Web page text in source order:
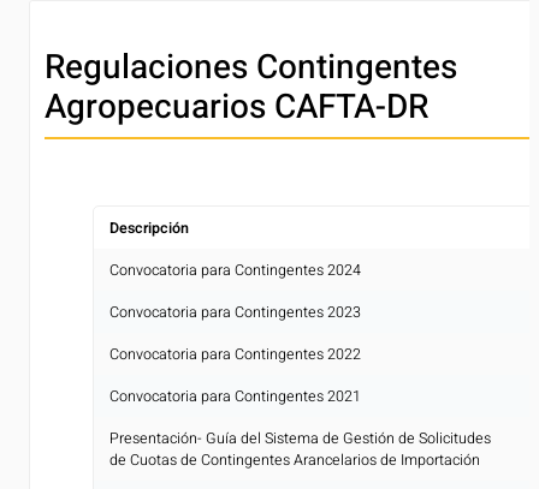
Regulaciones Contingentes
Agropecuarios CAFTA-DR
Descripción
Convocatoria para Contingentes 2024
Convocatoria para Contingentes 2023
Convocatoria para Contingentes 2022
Convocatoria para Contingentes 2021
Presentación- Guía del Sistema de Gestión de Solicitudes
de Cuotas de Contingentes Arancelarios de Importación